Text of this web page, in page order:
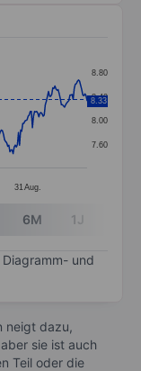
Data
31 Aug.
7.60
8.00
8.40
8.80
8.33
6M 1J
und
neigt dazu,
sie ist auch
Teil oder die